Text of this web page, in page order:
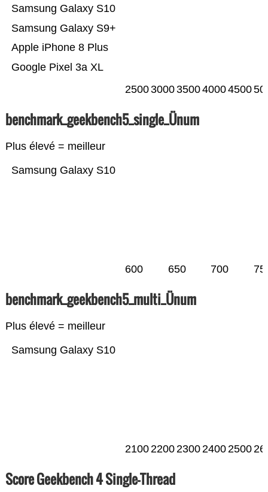
Google Pixel 3a XL
Apple iPhone 8 Plus
Samsung Galaxy S9+
Samsung Galaxy S10
25003000350040004500
benchmark_geekbench5_single_Ünum
Plus élevé = meilleur
Samsung Galaxy S10
600 650 700
benchmark_geekbench5_multi_Ünum
Plus élevé = meilleur
Samsung Galaxy S10
21002200230024002500
Score Geekbench 4 Single-Thread